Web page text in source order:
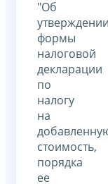
"Об
утверждении
формы
налоговой
декларации
по
налогу
на
стоимость,
порядка
ее